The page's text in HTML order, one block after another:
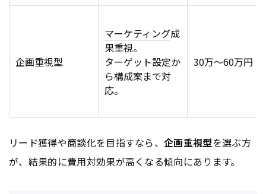
企画重視型
マーケティング成
果重視。
ターゲット設定か
ら構成案まで対
応。
30万〜60万円
リード獲得や商談化を目指すなら、企画重視型を選ぶ方
が、結果的に費用対効果が高くなる傾向にあります。